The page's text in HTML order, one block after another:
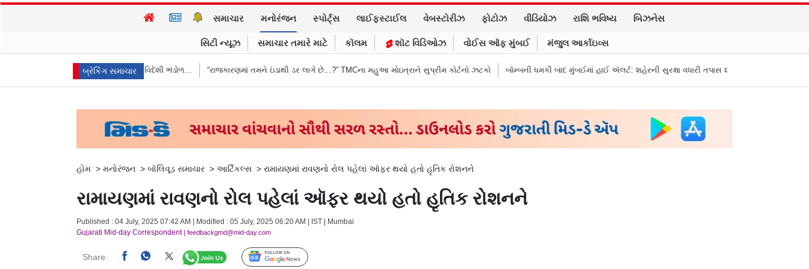
સમાચાર મનોરંજન સ્પોર્ટ્સ લાઈફસ્ટાઈલ વેબસ્ટોરીઝ ફોટોઝ વીડિયોઝ રાશિ ભવિષ્ય બિઝનેસ
સિટી ન્યૂઝ સમાચાર તમારે માટે કૉલમ શૉટ વિડિઓઝ વોઈસ ઑફ મુંબઈ મંજુલ આર્કાઇવ્સ
બ્રેકિંગ સમાચાર
આપ્યો જવાબ, કહ્યું વિદેશી ભંડોળ… “રાજકારણમાં તમને ઇંડાથી ડર લાગે છે…?” TMCના મહુઆ મોઇત્રાને સુપ્રીમ કોર્ટનો ઝટકો બૉમ્બની ધમકી બાદ મુંબઈમાં હાઈ ઍલર્ટ: શહેરની સુરક્ષા વધારી તપાસ શરૂ, જુઓ તસવીરો
હોમ > મનોરંજન > બૉલિવૂડ સમાચાર > આર્ટિકલ્સ > રામાયણમાં રાવણનો રોલ પહેલાં ઑફર થયો હતો હૃતિક રોશનને
રામાયણમાં રાવણનો રોલ પહેલાં ઑફર થયો હતો હૃતિક રોશનને
Published : 04 July, 2025 07:42 AM | Modified : 05 July, 2025 06:20 AM | IST | Mumbai
Gujarati Mid-day Correspondent| feedbackgmd@mid-day.com
Share: Follow Us